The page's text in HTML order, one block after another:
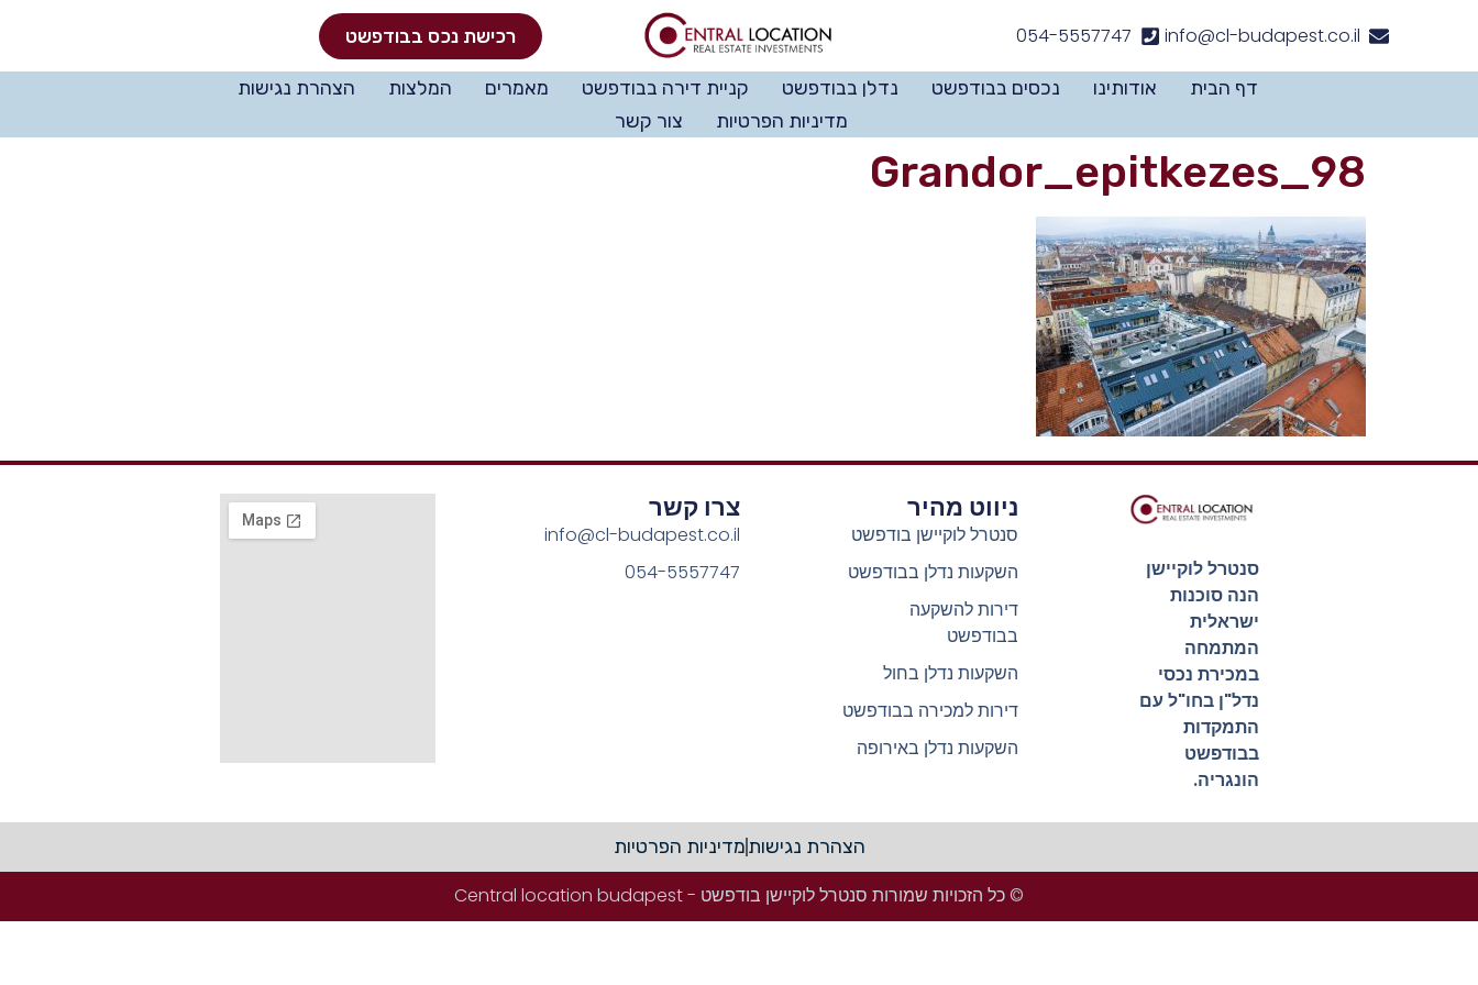
info@cl-budapest.co.il
054-5557747 רכישת נכס בבודפשט
דף הבית אודותינו נכסים בבודפשט נדלן בבודפשט קניית דירה בבודפשט מאמרים המלצות
הצהרת נגישות
מדיניות הפרטיות
צור קשר
Grandor_epitkezes_98
סנטרל לוקיישן
הנה סוכנות
ישראלית
המתמחה
במכירת נכסי
נדל"ן בחו"ל עם
התמקדות
בבודפשט
הונגריה.
ניווט מהיר
סנטרל לוקיישן בודפשט
השקעות נדלן בבודפשט
דירות להשקעה
בבודפשט
השקעות נדלן בחול
דירות למכירה בבודפשט
השקעות נדלן באירופה
צרו קשר
info@cl-budapest.co.il
054-5557747
הצהרת נגישותמדיניות הפרטיות
© כל הזכויות שמורות סנטרל לוקיישן בודפשט - Central location budapest